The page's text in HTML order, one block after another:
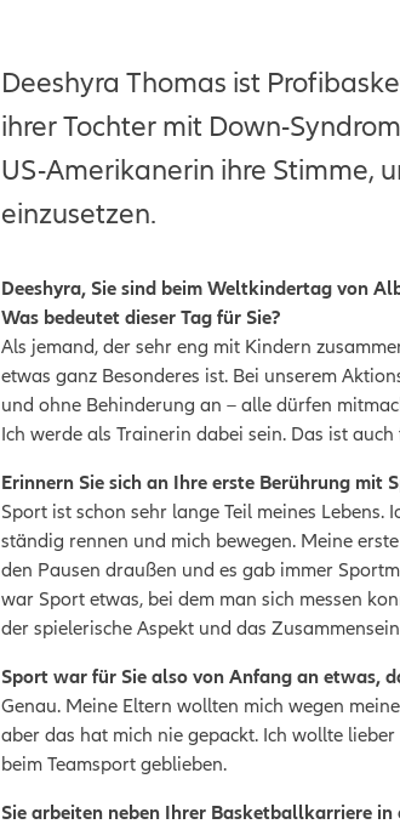
Deeshyra Thomas ist
ihrer Tochter mit Down-
US-Amerikanerin ihre Stimme,
einzusetzen.
Deeshyra, Sie sind beim Weltkindertag von
Was bedeutet dieser Tag für Sie?
Als jemand, der sehr eng mit Kindern
etwas ganz Besonderes ist. Bei unserem
und ohne Behinderung an – alle dürfen
Ich werde als Trainerin dabei sein. Das ist
Erinnern Sie sich an Ihre erste Berührung mit
Sport ist schon sehr lange Teil meines
ständig rennen und mich bewegen. Meine
den Pausen draußen und es gab immer
war Sport etwas, bei dem man sich messen
der spielerische Aspekt und das
Sport war für Sie also von Anfang an etwas,
Genau. Meine Eltern wollten mich wegen
aber das hat mich nie gepackt. Ich wollte
beim Teamsport geblieben.
Sie arbeiten neben Ihrer Basketballkarriere